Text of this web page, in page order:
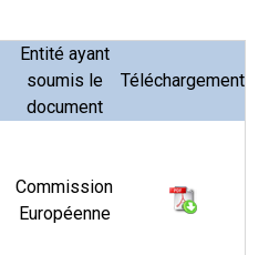
Entité ayant
soumis le
document
Téléchargement
Commission
Européenne